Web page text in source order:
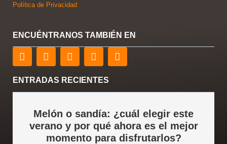
Política de Privacidad
ENCUÉNTRANOS TAMBIÉN EN
F
a
e
b
T
w
t
t
r
L
i
k
e
i
n
Y
o
t
u
e
I
n
a
r
a
m
ENTRADAS RECIENTES
Melón o sandía: ¿cuál elegir este
verano y por qué ahora es el mejor
momento para disfrutarlos?